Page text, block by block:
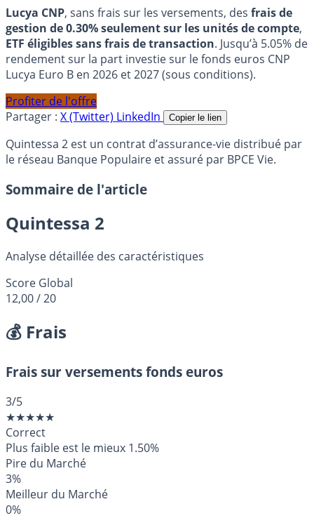
Lucya CNP, sans frais sur les versements, des frais de
gestion de 0.30% seulement sur les unités de compte,
ETF éligibles sans frais de transaction. Jusqu’à 5.05% de
rendement sur la part investie sur le fonds euros CNP
Lucya Euro B en 2026 et 2027 (sous conditions).
Profiter de l'offre
Partager : X (Twitter) LinkedIn Copier le lien
Quintessa 2 est un contrat d’assurance-vie distribué par
le réseau Banque Populaire et assuré par BPCE Vie.
Sommaire de l'article
Quintessa 2
Analyse détaillée des caractéristiques
Score Global
12,00/ 20
💰 Frais
Frais sur versements fonds euros
3/5
★★★★★
Correct
Plus faible est le mieux 1.50%
Pire du Marché
3%
Meilleur du Marché
0%